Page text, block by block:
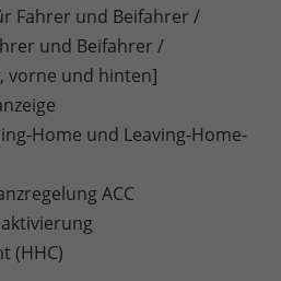
Fahrer und Beifahrer /
und Beifahrer /
vorne und hinten]
Home und Leaving-Home-
ACC
(HHC)